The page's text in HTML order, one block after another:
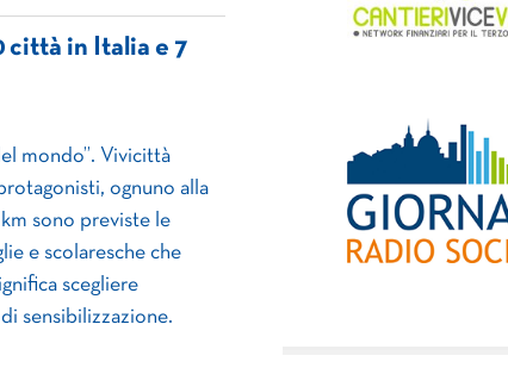
città in Italia e 7
mondo”. Vivicittà
ognuno alla
sono previste le
e scolaresche che
scegliere
sensibilizzazione.